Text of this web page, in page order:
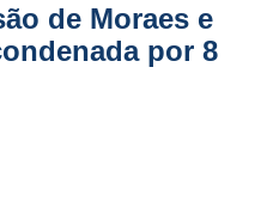
de Moraes e
por 8